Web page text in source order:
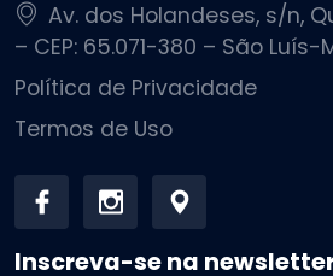
Av. dos Holandeses, s/n,
– CEP: 65.071-380 – São Luís-
Política de Privacidade
Termos de Uso
Inscreva-se na